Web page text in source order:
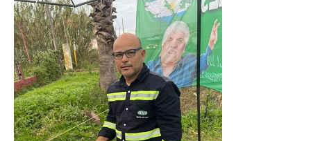
Secretaría de Acción Social
Secretaría de Accidentes de Trabajo
Secretaría de Asuntos Jurídicos
Secretaría de la Juventud
Secretaría de la Vivienda